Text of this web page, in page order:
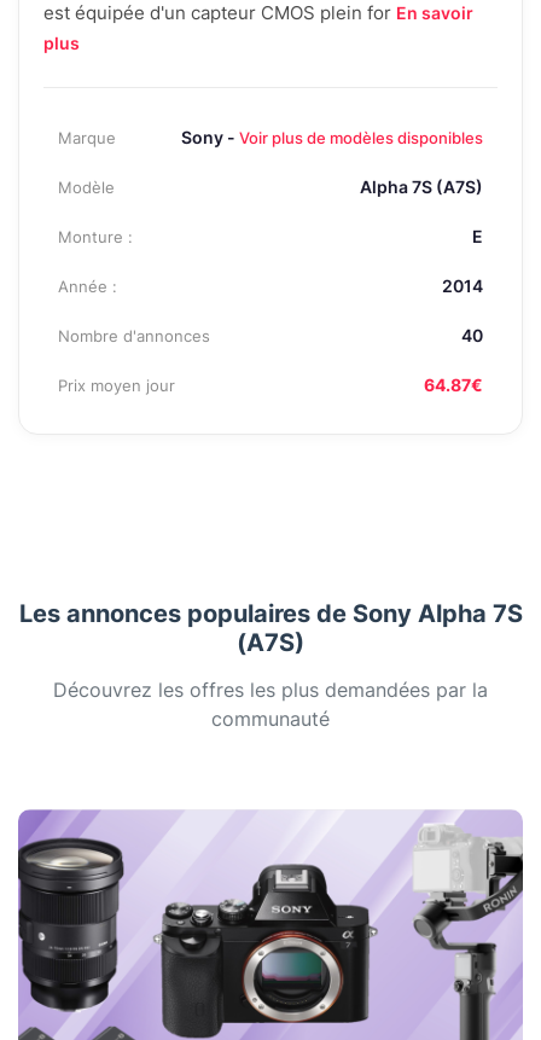
est équipée d'un capteur CMOS plein for En savoir
plus
Marque Sony - Voir plus de modèles disponibles
Modèle Alpha 7S (A7S)
Monture : E
Année : 2014
Nombre d'annonces 40
Prix moyen jour 64.87€
Les annonces populaires de Sony Alpha 7S
(A7S)
Découvrez les offres les plus demandées par la
communauté